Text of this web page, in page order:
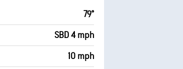
79°
SBD 4 mph
10 mph